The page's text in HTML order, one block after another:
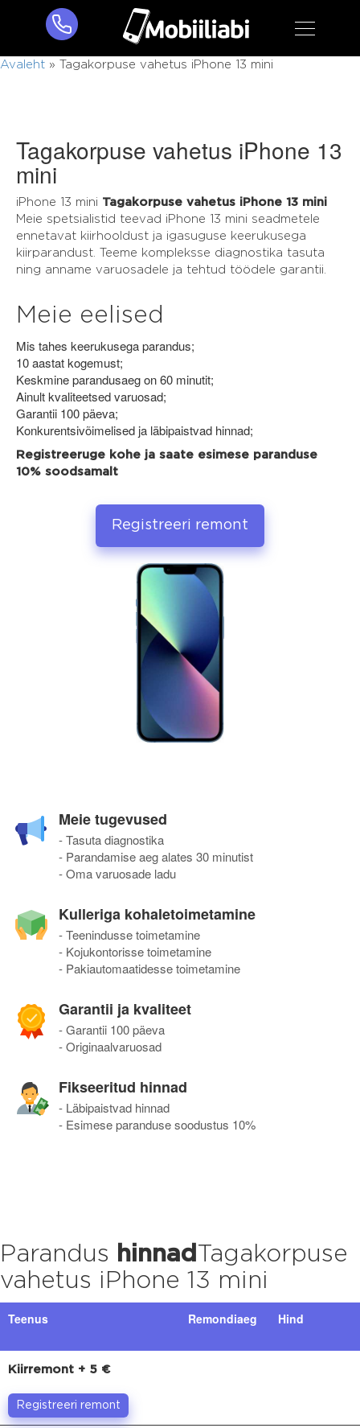
Avaleht » Tagakorpuse vahetus iPhone 13 mini
Tagakorpuse vahetus iPhone 13
mini
iPhone 13 mini Tagakorpuse vahetus iPhone 13 mini
Meie spetsialistid teevad iPhone 13 mini seadmetele
ennetavat kiirhooldust ja igasuguse keerukusega
kiirparandust. Teeme kompleksse diagnostika tasuta
ning anname varuosadele ja tehtud töödele garantii.
Meie eelised
Mis tahes keerukusega parandus;
10 aastat kogemust;
Keskmine parandusaeg on 60 minutit;
Ainult kvaliteetsed varuosad;
Garantii 100 päeva;
Konkurentsivõimelised ja läbipaistvad hinnad;
Registreeruge kohe ja saate esimese paranduse
10% soodsamalt
Registreeri remont
Meie tugevused
- Tasuta diagnostika
- Parandamise aeg alates 30 minutist
- Oma varuosade ladu
Kulleriga kohaletoimetamine
- Teenindusse toimetamine
- Kojukontorisse toimetamine
- Pakiautomaatidesse toimetamine
Garantii ja kvaliteet
- Garantii 100 päeva
- Originaalvaruosad
Fikseeritud hinnad
- Läbipaistvad hinnad
- Esimese paranduse soodustus 10%
Parandus hinnad
Tagakorpuse
vahetus iPhone 13 mini
Teenus Remondiaeg Hind
Kiirremont + 5 €
Registreeri remont